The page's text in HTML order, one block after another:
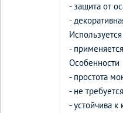
- защита от
-
Используется
-
Особенности
- простота
- не
- устойчива